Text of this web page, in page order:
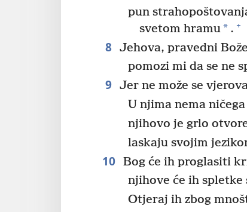
pun
svetom hramu* . +
8 Jehova, pravedni
pomozi mi da se ne
9 Jer ne može se
U njima nema
njihovo je grlo
laskaju svojim
10 Bog će ih proglasiti
njihove će ih
Otjeraj ih zbog